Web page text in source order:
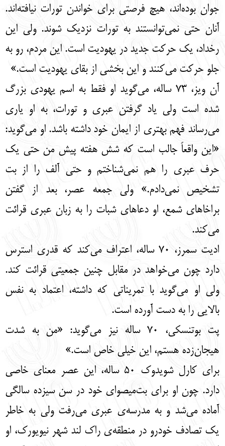
جوان بوده‌اند، هیچ فرصتی برای خواندن تورات نیافته‌اند.
آنان حتی نمی‌توانستند به تورات نزدیک شوند. ولی این
رخداد، یک حرکت جدید در یهودیت است. این مردم، رو به
جلو حرکت می‌کنند و این بخشی از بقای یهودیت است.»
آن ویز، 73 ساله، می‌گوید او فقط به اسم یهودی بزرگ
شده است ولی یاد گرفتن عبری و تورات، به او یاری
می‌رساند فهم بهتری از ایمان خود داشته باشد. او می‌گوید:
«این واقعاً جالب است که شش هفته پیش من حتی یک
حرف عبری را هم نمی‌شناختم و حتی آلف را از بت
تشخیص نمی‌دادم.» ولی جمعه عصر، بعد از گفتن
براخاهای شمع، او دعاهای شبات را به زبان عبری قرائت
می‌کند.
ادیت سمرز، 70 ساله، اعتراف می‌کند که قدری استرس
دارد چون می‌خواهد در مقابل چنین جمعیتی قرائت کند.
ولی او می‌گوید با تمریناتی که داشته، اعتماد به نفس
بالایی را به دست آورده است.
پت بوتنسکی، 70 ساله نیز می‌گوید: «من به شدت
هیجان‌زده هستم، این خیلی خاص است.»
برای کارل شویدوک 50 ساله، این عصر معنای خاصی
دارد. چون او برای بت‌میصوای خود در سن سیزده سالگی
آماده می‌شد و به مدرسه‌ی عبری می‌رفت ولی به خاطر
یک تصادف خودرو در منطقه‌ی راک لند شهر نیویورک، او